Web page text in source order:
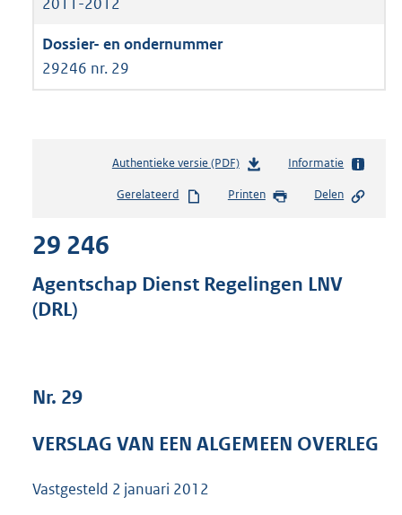
29246 nr. 29
Authentieke versie (PDF)b
s
s
:
Informatie
Gerelateerd Printen Delen
29 246
Agentschap Dienst Regelingen LNV
(DRL)
Nr. 29
VERSLAG VAN EEN ALGEMEEN OVERLEG
Vastgesteld 2 januari 2012